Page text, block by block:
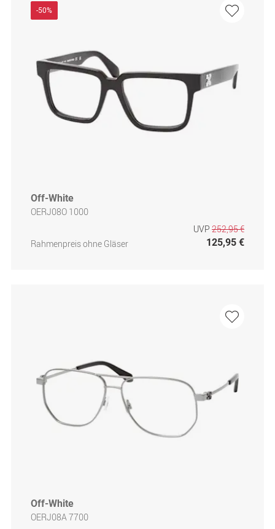
-50%
Off-White
OERJ08O 1000
Rahmenpreis ohne Gläser
UVP 252,95 €
125,95 €
Off-White
OERJ08A 7700